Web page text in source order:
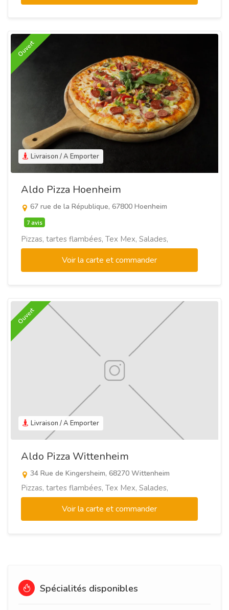
Livraison / A Emporter
Ouvert
Aldo Pizza Hoenheim
67 rue de la République, 67800 Hoenheim
7 avis
Pizzas, tartes flambées, Tex Mex, Salades,
Voir la carte et commander
Livraison / A Emporter
Ouvert
Aldo Pizza Wittenheim
34 Rue de Kingersheim, 68270 Wittenheim
Pizzas, tartes flambées, Tex Mex, Salades,
Voir la carte et commander
Spécialités disponibles